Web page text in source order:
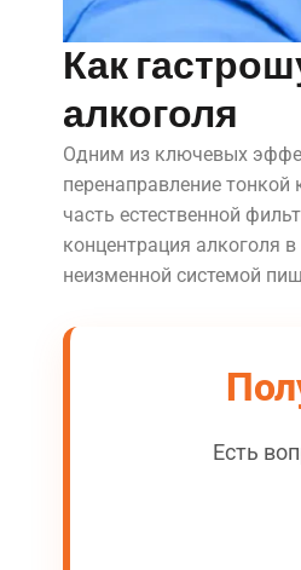
Как
алкоголя
Одним из ключевых
перенаправление
часть естественной
концентрация алкоголя
неизменной системой
Есть